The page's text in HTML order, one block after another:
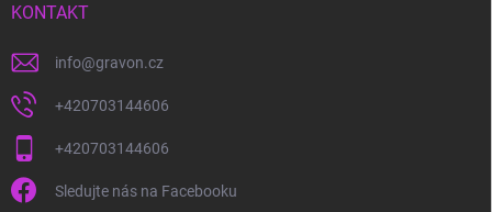
KONTAKT
info@gravon.cz
+420703144606
+420703144606
Sledujte nás na Facebooku